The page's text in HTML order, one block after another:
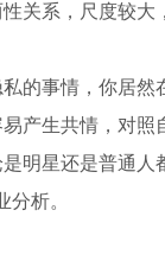
关系，尺度较
事情，你居然在
产生共情，对
明星还是普通
分析。